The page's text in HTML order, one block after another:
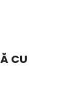
CU